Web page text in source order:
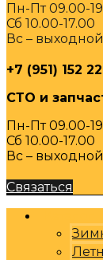
Пн-Пт 09.00-
Сб 10.00-17.00
Вс – выходной
+7 (951) 152
СТО и
Пн-Пт 09.00-
Сб 10.00-17.00
Вс – выходной
Связаться